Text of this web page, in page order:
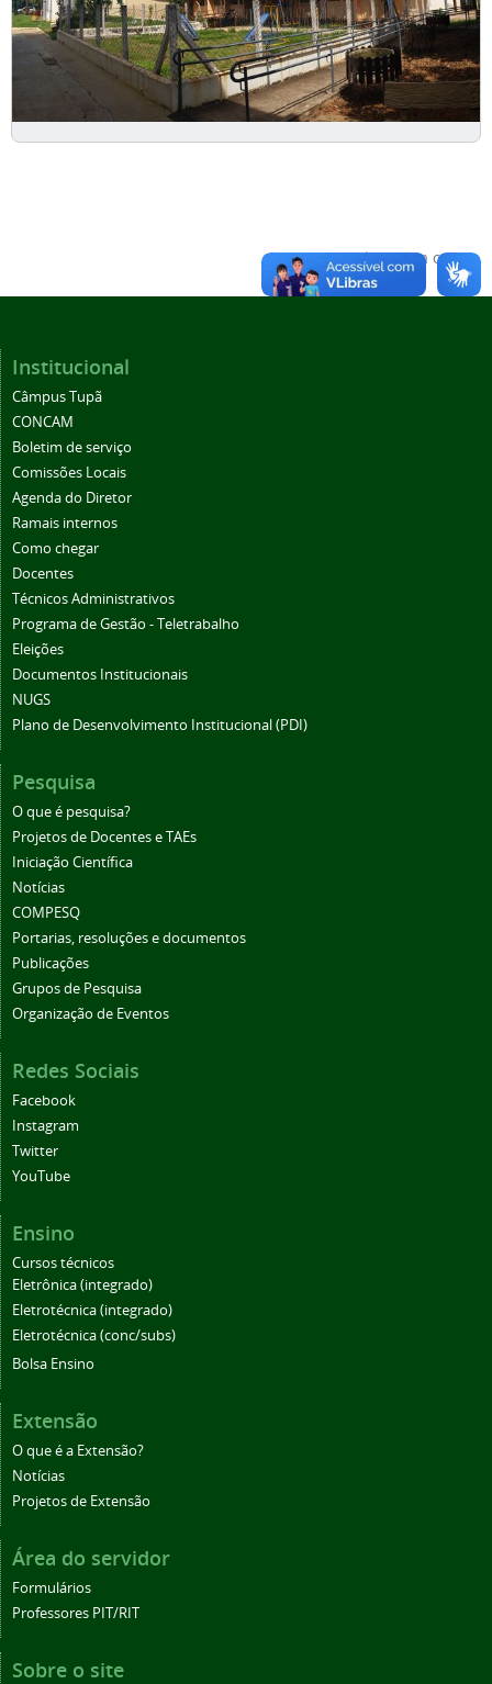
Voltar para o topo
Institucional
Câmpus Tupã
CONCAM
Boletim de serviço
Comissões Locais
Agenda do Diretor
Ramais internos
Como chegar
Docentes
Técnicos Administrativos
Programa de Gestão - Teletrabalho
Eleições
Documentos Institucionais
NUGS
Plano de Desenvolvimento Institucional (PDI)
Pesquisa
O que é pesquisa?
Projetos de Docentes e TAEs
Iniciação Científica
Notícias
COMPESQ
Portarias, resoluções e documentos
Publicações
Grupos de Pesquisa
Organização de Eventos
Redes Sociais
Facebook
Instagram
Twitter
YouTube
Ensino
Cursos técnicos
Eletrônica (integrado)
Eletrotécnica (integrado)
Eletrotécnica (conc/subs)
Bolsa Ensino
Extensão
O que é a Extensão?
Notícias
Projetos de Extensão
Área do servidor
Formulários
Professores PIT/RIT
Sobre o site